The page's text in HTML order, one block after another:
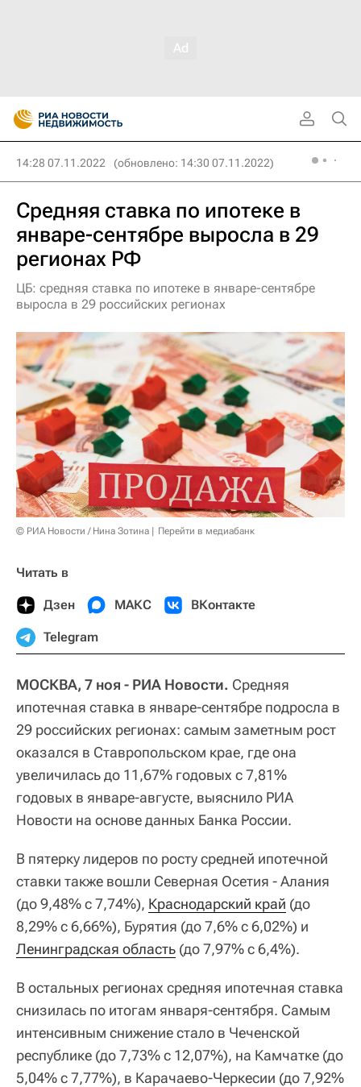
14:28 07.11.2022 (обновлено: 14:30 07.11.2022)
Средняя ставка по ипотеке в
январе-сентябре выросла в 29
регионах РФ
ЦБ: средняя ставка по ипотеке в январе-сентябре
выросла в 29 российских регионах
© РИА Новости / Нина Зотина Перейти в медиабанк
Читать в
Дзен МАКС ВКонтакте
Telegram
МОСКВА, 7 ноя - РИА Новости. Средняя
ипотечная ставка в январе-сентябре подросла в
29 российских регионах: самым заметным рост
оказался в Ставропольском крае, где она
увеличилась до 11,67% годовых с 7,81%
годовых в январе-августе, выяснило РИА
Новости на основе данных Банка России.
В пятерку лидеров по росту средней ипотечной
ставки также вошли Северная Осетия - Алания
(до 9,48% с 7,74%), Краснодарский край (до
8,29% с 6,66%), Бурятия (до 7,6% с 6,02%) и
Ленинградская область (до 7,97% с 6,4%).
В остальных регионах средняя ипотечная ставка
снизилась по итогам января-сентября. Самым
интенсивным снижение стало в Чеченской
республике (до 7,73% с 12,07%), на Камчатке (до
5,04% с 7,77%), в Карачаево-Черкесии (до 7,92%